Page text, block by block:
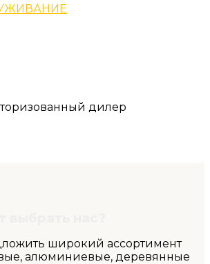
дилер
широкий ассортимент
алюминиевые, деревянные